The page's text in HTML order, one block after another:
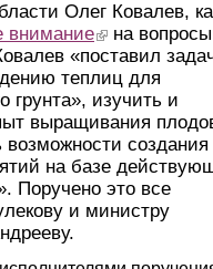
Олег Ковалев,
внимание(link is external)
на вопросы
«поставил
теплиц для
грунта», изучить и
выращивания
возможности создания
на базе
Поручено это все
и министру